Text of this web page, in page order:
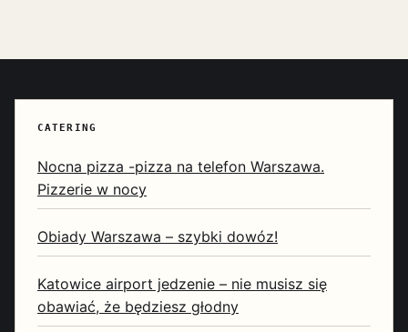
CATERING
Nocna pizza -pizza na telefon Warszawa.
Pizzerie w nocy
Obiady Warszawa – szybki dowóz!
Katowice airport jedzenie – nie musisz się
obawiać, że będziesz głodny